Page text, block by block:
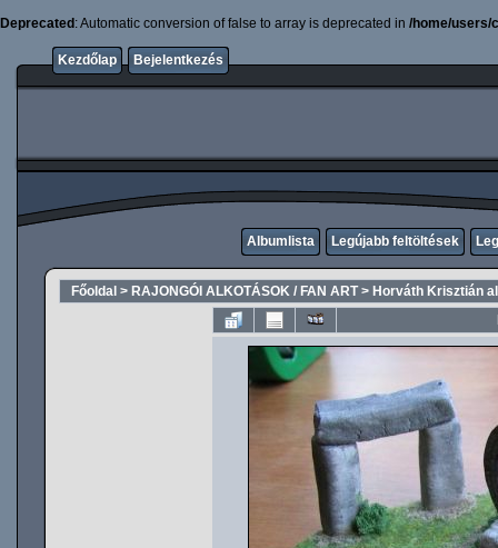
Deprecated : Automatic conversion of false to array is deprecated in /home/users/
Kezdőlap Bejelentkezés
Albumlista Legújabb feltöltések
Főoldal > RAJONGÓI ALKOTÁSOK / FAN ART> Horváth Krisztián